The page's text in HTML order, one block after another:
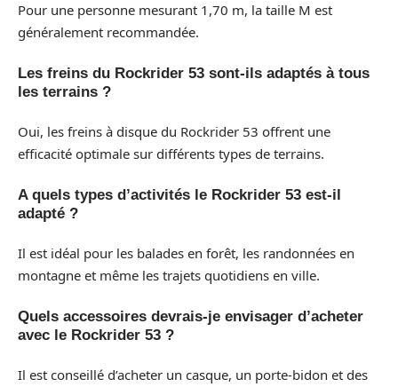
Pour une personne mesurant 1,70 m, la taille M est
généralement recommandée.
Les freins du Rockrider 53 sont-ils adaptés à tous
les terrains ?
Oui, les freins à disque du Rockrider 53 offrent une
efficacité optimale sur différents types de terrains.
A quels types d’activités le Rockrider 53 est-il
adapté ?
Il est idéal pour les balades en forêt, les randonnées en
montagne et même les trajets quotidiens en ville.
Quels accessoires devrais-je envisager d’acheter
avec le Rockrider 53 ?
Il est conseillé d’acheter un casque, un porte-bidon et des